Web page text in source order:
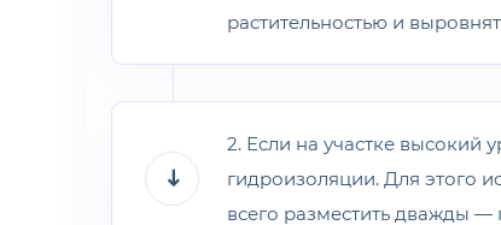
растительностью и
2. Если на участке высокий
гидроизоляции. Для этого
всего разместить дважды —